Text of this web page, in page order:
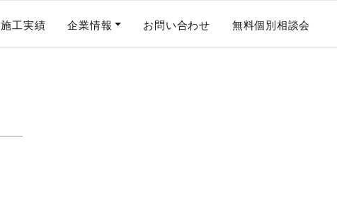
施工実績 企業情報 お問い合わせ 無料個別相談会